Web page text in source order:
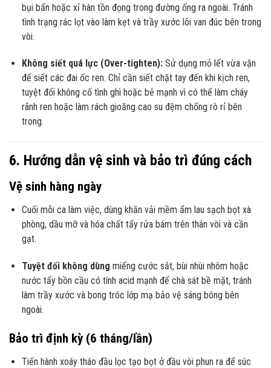
bụi bẩn hoặc xỉ hàn tồn đọng trong đường ống ra ngoài. Tránh
tình trạng rác lọt vào làm kẹt và trầy xước lõi van đúc bên trong
vòi.
Không siết quá lực (Over-tighten):Sử dụng mỏ lết vừa vặn
để siết các đai ốc ren. Chỉ cần siết chặt tay đến khi kịch ren,
tuyệt đối không cố tình ghì hoặc bẻ mạnh vì có thể làm cháy
rãnh ren hoặc làm rách gioăng cao su đệm chống rò rỉ bên
trong.
6. Hướng dẫn vệ sinh và bảo trì đúng cách
Vệ sinh hàng ngày
Cuối mỗi ca làm việc, dùng khăn vải mềm ẩm lau sạch bọt xà
phòng, dầu mỡ và hóa chất tẩy rửa bám trên thân vòi và cần
gạt.
Tuyệt đối không dùng miếng cước sắt, bùi nhùi nhôm hoặc
nước tẩy bồn cầu có tính acid mạnh để chà sát bề mặt, tránh
làm trầy xước và bong tróc lớp mạ bảo vệ sáng bóng bên
ngoài.
Bảo trì định kỳ (6 tháng/lần)
Tiến hành xoáy tháo đầu lọc tạo bọt ở đầu vòi phun ra để súc